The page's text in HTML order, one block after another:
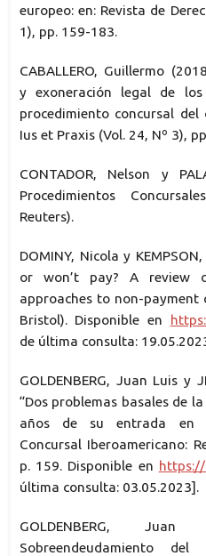
europeo: en: Revista de
1), pp. 159-183.
CABALLERO, Guillermo
y exoneración legal de
procedimiento concursal del
Ius et Praxis (Vol. 24, Nº 3),
CONTADOR, Nelson y
Procedimientos
Reuters).
DOMINY, Nicola y
or won’t pay? A review
approaches to non-payment
Bristol). Disponible en
de última consulta:
GOLDENBERG, Juan Luis y
“Dos problemas basales de
años de su entrada en
Concursal Iberoamericano:
p. 159. Disponible en https://
última consulta: 03.05.2023].
GOLDENBERG,
Sobreendeudamiento del